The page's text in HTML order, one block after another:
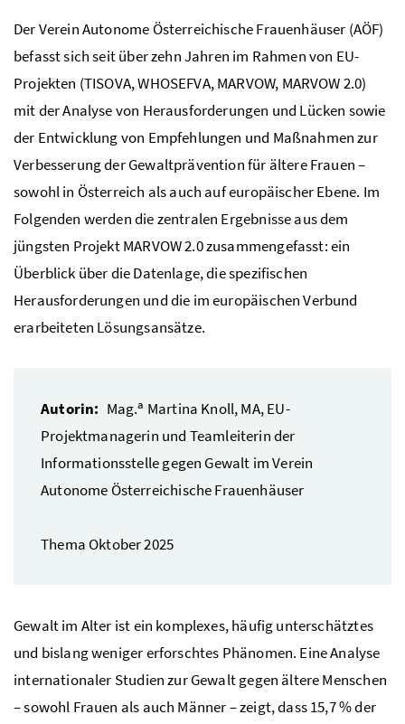
Der Verein Autonome Österreichische Frauenhäuser (AÖF)
befasst sich seit über zehn Jahren im Rahmen von EU-
Projekten (TISOVA, WHOSEFVA, MARVOW, MARVOW 2.0)
mit der Analyse von Herausforderungen und Lücken sowie
der Entwicklung von Empfehlungen und Maßnahmen zur
Verbesserung der Gewaltprävention für ältere Frauen –
sowohl in Österreich als auch auf europäischer Ebene. Im
Folgenden werden die zentralen Ergebnisse aus dem
jüngsten Projekt MARVOW 2.0 zusammengefasst: ein
Überblick über die Datenlage, die spezifischen
Herausforderungen und die im europäischen Verbund
erarbeiteten Lösungsansätze.
Autorin: Mag.a Martina Knoll, MA, EU-
Projektmanagerin und Teamleiterin der
Informationsstelle gegen Gewalt im Verein
Autonome Österreichische Frauenhäuser
Thema Oktober 2025
Gewalt im Alter ist ein komplexes, häufig unterschätztes
und bislang weniger erforschtes Phänomen. Eine Analyse
internationaler Studien zur Gewalt gegen ältere Menschen
– sowohl Frauen als auch Männer – zeigt, dass 15,7 % der